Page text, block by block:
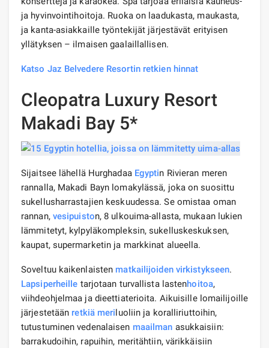
ja hyvinvointihoitoja. Ruoka on laadukasta, maukasta,
ja kanta-asiakkaille työntekijät järjestävät erityisen
yllätyksen – ilmaisen gaalaillallisen.
Katso Jaz Belvedere Resortin retkien hinnat
Cleopatra Luxury Resort
Makadi Bay 5*
Sijaitsee lähellä Hurghadaa Egyptin Rivieran meren
rannalla, Makadi Bayn lomakylässä, joka on suosittu
sukellusharrastajien keskuudessa. Se omistaa oman
rannan, vesipuiston, 8 ulkouima-allasta, mukaan lukien
lämmitetyt, kylpyläkompleksin, sukelluskeskuksen,
kaupat, supermarketin ja markkinat alueella.
Soveltuu kaikenlaisten matkailijoiden virkistykseen.
Lapsiperheille tarjotaan turvallista lastenhoitoa,
viihdeohjelmaa ja dieettiaterioita. Aikuisille lomailijoille
järjestetään retkiä meriluoliin ja koralliriuttoihin,
tutustuminen vedenalaisen maailman asukkaisiin:
barrakudoihin, rapuihin, meritähtiin, värikkäisiin